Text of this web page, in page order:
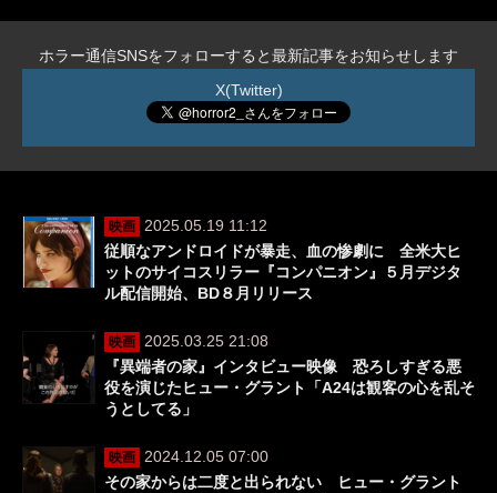
ホラー通信SNSをフォローすると最新記事をお知らせします
X(Twitter)
映画 2025.05.19 11:12
従順なアンドロイドが暴走、血の惨劇に 全米大ヒ
ットのサイコスリラー『コンパニオン』５月デジタ
ル配信開始、BD８月リリース
映画 2025.03.25 21:08
『異端者の家』インタビュー映像 恐ろしすぎる悪
役を演じたヒュー・グラント「A24は観客の心を乱そ
うとしてる」
映画 2024.12.05 07:00
その家からは二度と出られない ヒュー・グラント